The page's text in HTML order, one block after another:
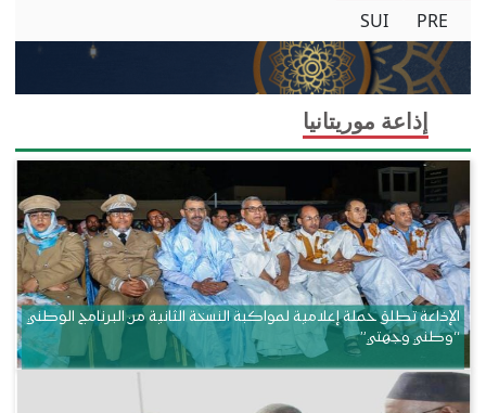
PRE
SUI
إذاعة موريتانيا
الإذاعة تطلق حملة إعلامية لمواكبة النسخة الثانية من البرنامج الوطني
“وطني وجهتي”